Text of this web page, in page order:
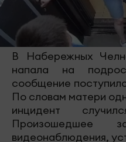
В Набережных
напала на
сообщение
По словам матери
инцидент
Произошедшее
видеонаблюдения,